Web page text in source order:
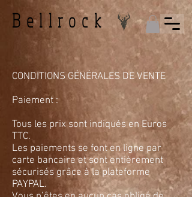
Bellrock
CONDITIONS GÉNÉRALES DE VENTE
Paiement :
Tous les prix sont indiqués en Euros
TTC.
Les paiements se font en ligne par
carte bancaire et sont entièrement
sécurisés grâce à la plateforme
PAYPAL.